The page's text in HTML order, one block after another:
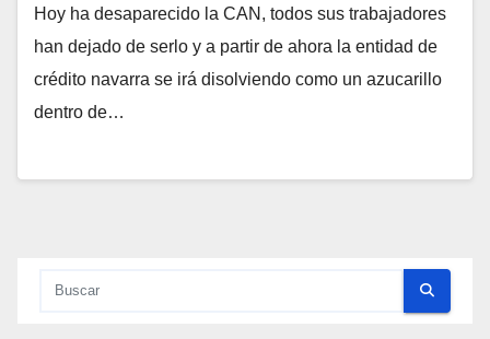
Hoy ha desaparecido la CAN, todos sus trabajadores
han dejado de serlo y a partir de ahora la entidad de
crédito navarra se irá disolviendo como un azucarillo
dentro de…